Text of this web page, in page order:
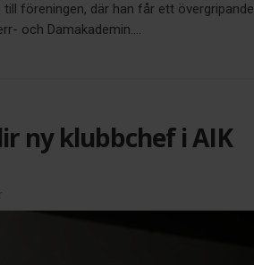
föreningen, där han får ett övergripande
och Damakademin....
ny klubbchef i AIK